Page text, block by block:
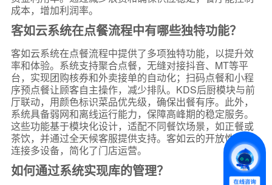
成本，增加利润率。
客如云系统在点餐流程中有哪些独特功能？
客如云系统在点餐流程中提供了多项独特功能，以提升效
率和体验。系统支持聚合点餐，无缝对接抖音、MT等平
台，实现团购核券和外卖接单的自动化；扫码点餐和小程
序预点餐让顾客自主操作，减少排队。KDS后厨模块与前
厅联动，用颜色标识菜品优先级，确保出餐有序。此外，
系统具备弱网和离线运行能力，保障高峰期的稳定服务。
这些功能基于模块化设计，适配不同餐饮场景，如正餐或
茶饮，并通过全天候客服提供支持。客如云的开放性允许
连接多设备，简化了门店运营。
如何通过系统实现库的管理？
*联系方式
+86
*所属业态
*我的姓名